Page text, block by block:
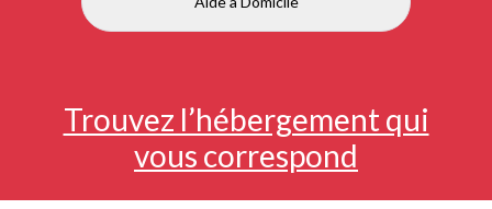
Trouvez l’hébergement qui
vous correspond